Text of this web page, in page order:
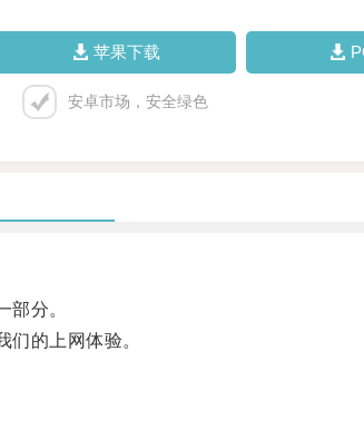
苹果下载
安卓市场，安全绿色
分。
的上网体验。